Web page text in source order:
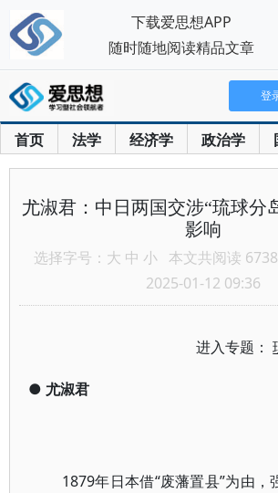
首页 法学 经济学 政治学
登
尤淑君：中日两国交涉“琉球分
影响
选择字号： 大 中 小 本文共阅读
2025-01-12 09:36
进入专题：
● 尤淑君
1879年日本借“废藩置县”为由，
下载爱思想APP
随时随地阅读精品文章